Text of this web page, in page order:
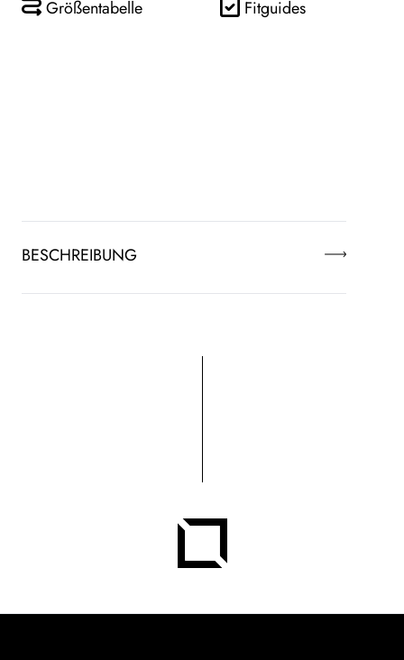
Größentabelle Fitguides
BESCHREIBUNG